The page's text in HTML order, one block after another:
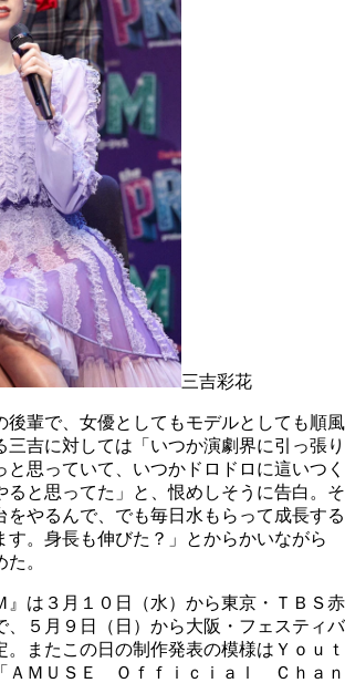
三吉彩花
後輩で、女優としてもモデルとしても順風
三吉に対しては「いつか演劇界に引っ張り
と思っていて、いつかドロドロに這いつく
ると思ってた」と、恨めしそうに告白。そ
をやるんで、でも毎日水もらって成長する
す。身長も伸びた？」とからかいながら
。
』は３月１０日（水）から東京・ＴＢＳ赤
、５月９日（日）から大阪・フェスティバ
。またこの日の制作発表の模様はＹｏｕｔ
ＡＭＵＳＥ Ｏｆｆｉｃｉａｌ Ｃｈａｎ